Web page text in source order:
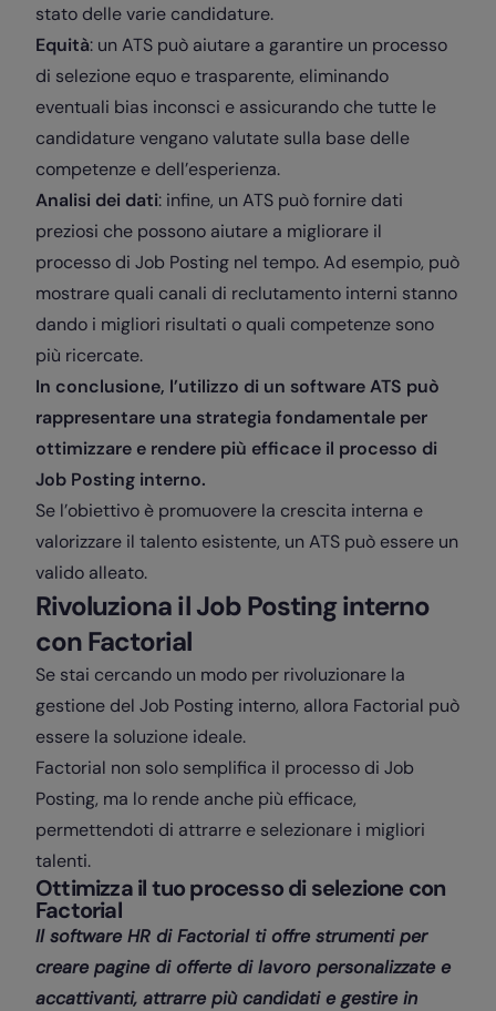
stato delle varie candidature.
Equità: un ATS può aiutare a garantire un processo
di selezione equo e trasparente, eliminando
eventuali bias inconsci e assicurando che tutte le
candidature vengano valutate sulla base delle
competenze e dell’esperienza.
Analisi dei dati: infine, un ATS può fornire dati
preziosi che possono aiutare a migliorare il
processo di Job Posting nel tempo. Ad esempio, può
mostrare quali canali di reclutamento interni stanno
dando i migliori risultati o quali competenze sono
più ricercate.
In conclusione, l’utilizzo di un software ATS può
rappresentare una strategia fondamentale per
ottimizzare e rendere più efficace il processo di
Job Posting interno.
Se l’obiettivo è promuovere la crescita interna e
valorizzare il talento esistente, un ATS può essere un
valido alleato.
Rivoluziona il Job Posting interno
con Factorial
Se stai cercando un modo per rivoluzionare la
gestione del Job Posting interno, allora Factorial può
essere la soluzione ideale.
Factorial non solo semplifica il processo di Job
Posting, ma lo rende anche più efficace,
permettendoti di attrarre e selezionare i migliori
talenti.
Ottimizza il tuo processo di selezione con
Factorial
Il software HR di Factorial ti offre strumenti per
creare pagine di offerte di lavoro personalizzate e
accattivanti, attrarre più candidati e gestire in